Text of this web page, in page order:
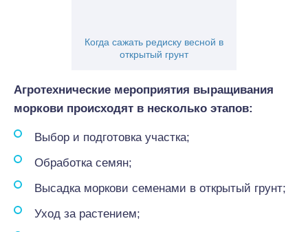
Когда сажать редиску весной в
открытый грунт
Агротехнические мероприятия выращивания
моркови происходят в несколько этапов:
Выбор и подготовка участка;
Обработка семян;
Высадка моркови семенами в открытый грунт;
Уход за растением;